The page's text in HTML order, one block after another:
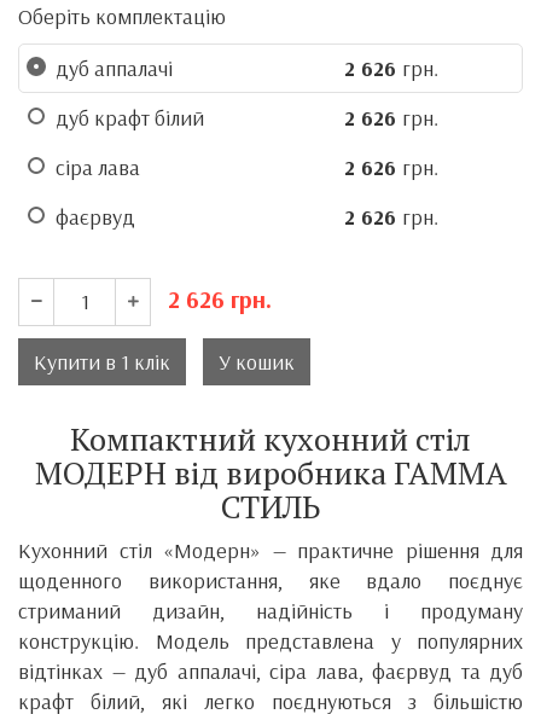
Оберіть комплектацію
дуб аппалачі
2 626 грн.
дуб крафт білий
2 626 грн.
сіра лава
2 626 грн.
фаєрвуд
2 626 грн.
2 626 грн.
Купити в 1 клік У кошик
Компактний кухонний стіл
МОДЕРН від виробника ГАММА
СТИЛЬ
Кухонний стіл «Модерн» — практичне рішення для
щоденного використання, яке вдало поєднує
стриманий дизайн, надійність і продуману
конструкцію. Модель представлена у популярних
відтінках — дуб аппалачі, сіра лава, фаєрвуд та дуб
крафт білий, які легко поєднуються з більшістю